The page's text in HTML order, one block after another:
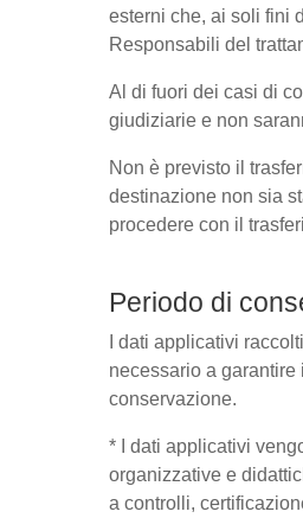
esterni che, ai soli fini
Responsabili del
Al di fuori dei casi di
giudiziarie e non
Non è previsto il
destinazione non sia
procedere con il
Periodo di
I dati applicativi
necessario a
conservazione.
* I dati applicativi
organizzative e
a controlli,